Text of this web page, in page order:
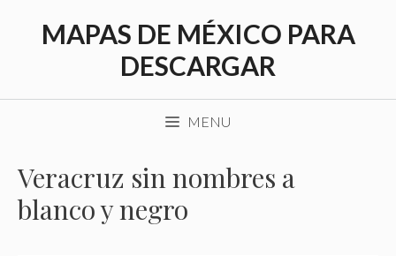
MAPAS DE MÉXICO PARA
DESCARGAR
MENU
Veracruz sin nombres a
blanco y negro